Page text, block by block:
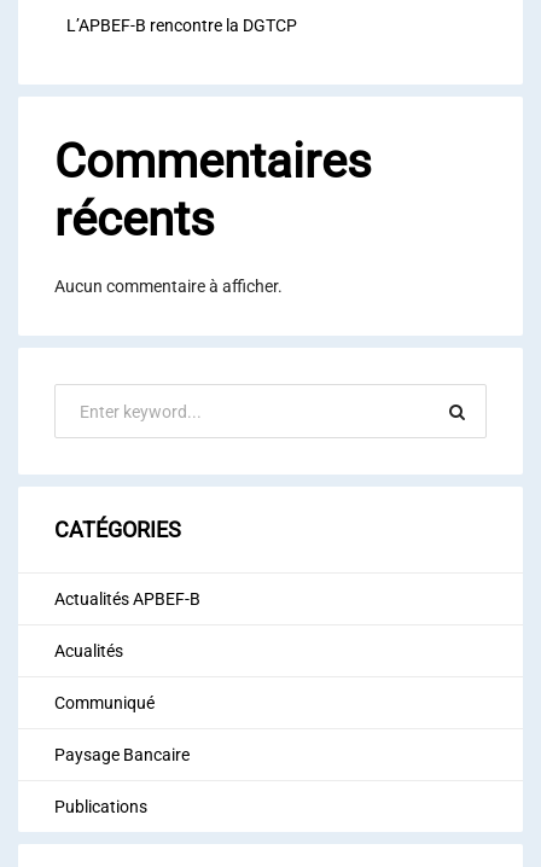
L’APBEF-B rencontre la DGTCP
Commentaires
récents
Aucun commentaire à afficher.
CATÉGORIES
Actualités APBEF-B
Acualités
Communiqué
Paysage Bancaire
Publications